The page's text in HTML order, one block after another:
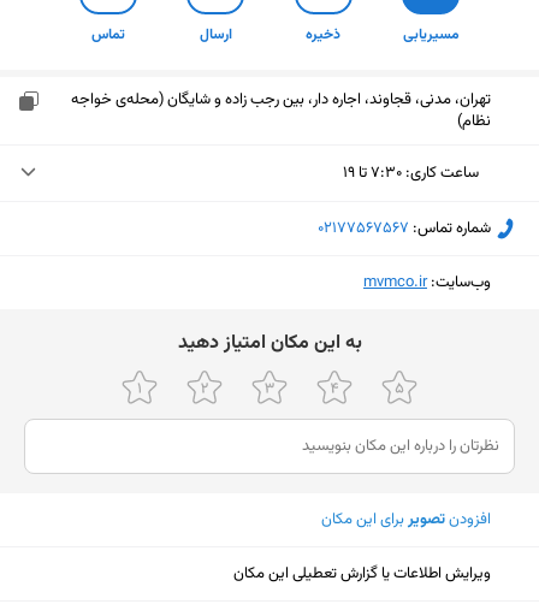
مسیریابی ذخیره ارسال تماس
تهران، مدنی، قجاوند، اجاره دار، بین رجب زاده و شایگان (محله‌ی خواجه
نظام)
ساعت کاری: ۷:۳۰ تا ۱۹
سه‌شنبه (امروز)
شنبه
۷:۳۰ تا ۱۹
یکشنبه
۷:۳۰ تا ۱۹
دوشنبه
شماره تماس: ‎02177567567
وب‌سایت:‎mvmco.ir
ﺑﻪ اﯾﻦ ﻣﮑﺎن اﻣﺘﯿﺎز دﻫﯿﺪ
افزودنتصویربرای این مکان
ویرایش اطلاعات یا گزارش تعطیلی این مکان